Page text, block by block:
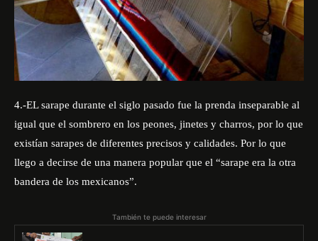
4.-EL sarape durante el siglo pasado fue la prenda inseparable al
igual que el sombrero en los peones, jinetes y charros, por lo que
existían sarapes de diferentes precisos y calidades. Por lo que
llego a decirse de una manera popular que el “sarape era la otra
bandera de los mexicanos”.
También te puede interesar